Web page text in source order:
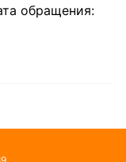
обращения: